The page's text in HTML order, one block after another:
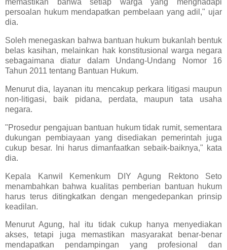
memastikan bahwa setiap warga yang menghadapi
persoalan hukum mendapatkan pembelaan yang adil," ujar
dia.
Soleh menegaskan bahwa bantuan hukum bukanlah bentuk
belas kasihan, melainkan hak konstitusional warga negara
sebagaimana diatur dalam Undang-Undang Nomor 16
Tahun 2011 tentang Bantuan Hukum.
Menurut dia, layanan itu mencakup perkara litigasi maupun
non-litigasi, baik pidana, perdata, maupun tata usaha
negara.
"Prosedur pengajuan bantuan hukum tidak rumit, sementara
dukungan pembiayaan yang disediakan pemerintah juga
cukup besar. Ini harus dimanfaatkan sebaik-baiknya," kata
dia.
Kepala Kanwil Kemenkum DIY Agung Rektono Seto
menambahkan bahwa kualitas pemberian bantuan hukum
harus terus ditingkatkan dengan mengedepankan prinsip
keadilan.
Menurut Agung, hal itu tidak cukup hanya menyediakan
akses, tetapi juga memastikan masyarakat benar-benar
mendapatkan pendampingan yang profesional dan